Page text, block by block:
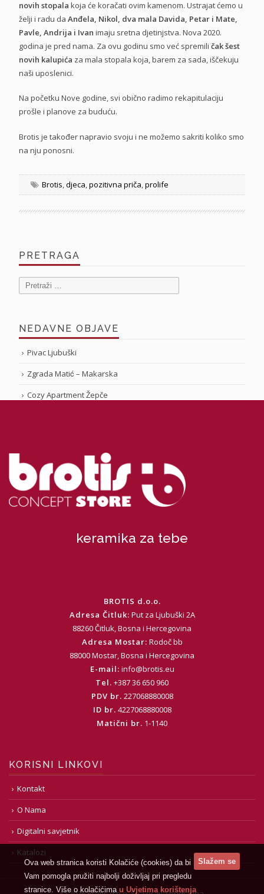
novih stopala koja će koračati ovim kamenom. Ustrajat ćemo u
želji i radu daAnđela, Nikol, dva mala Davida, Petar i Mate,
Pavle, Andrija i Ivan imaju sretna djetinjstva. Nova 2020.
godina je pred nama. Za ovu godinu smo već spremiličak šest
novih kalupića za mala stopala koja, barem za sada, iščekuju
naši uposlenici.
Na početku Nove godine, svi obično radimo rekapitulaciju
prošle i planove za buduću.
Brotis je također napravio svoju i ne možemo sakriti koliko smo
na nju ponosni.
Brotis,djeca,pozitivna priča,prolife
PRETRAGA
Pretraži:
NEDAVNE OBJAVE
Pivac Ljubuški
Zgrada Matić – Makarska
Cozy Apartment Žepče
keramika za tebe
BROTIS d.o.o.
Adresa Čitluk: Put za Ljubuški 2A
88260 Čitluk, Bosna i Hercegovina
Adresa Mostar: Rodoč bb
88000 Mostar, Bosna i Hercegovina
E-mail: info@brotis.eu
Tel. +387 36 650 960
PDV br. 227068880008
ID br. 4227068880008
Matični br. 1-1140
KORISNI LINKOVI
Kontakt
O Nama
Digitalni savjetnik
Katalozi
Ova web stranica koristi Kolačiće (cookies) da bi
Vam pomogla pružiti najbolji doživljaj pri pregledu
stranice. Više o kolačićimau Uvjetima korištenja